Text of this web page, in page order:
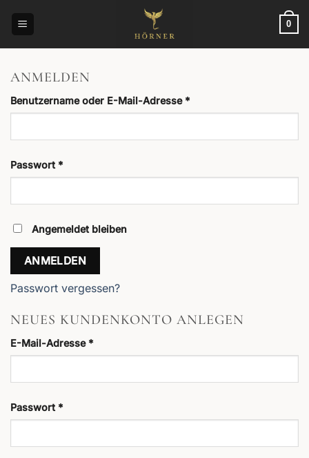
Inhalt
0
ANMELDEN
Benutzername oder E-Mail-Adresse *Erforderlich
Passwort *Erforderlich
Angemeldet bleiben
ANMELDEN
Passwort vergessen?
NEUES KUNDENKONTO ANLEGEN
E-Mail-Adresse *Erforderlich
Passwort *Erforderlich